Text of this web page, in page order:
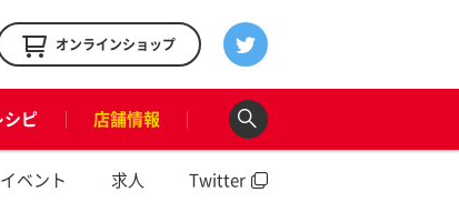
オンラインショップ
シピ 店舗情報
イベント 求人 Twitter